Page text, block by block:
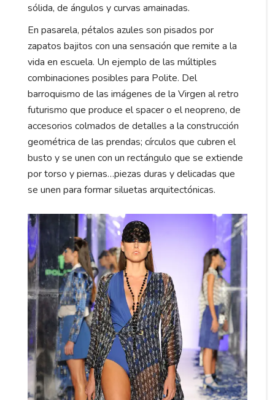
sólida, de ángulos y curvas amainadas.
En pasarela, pétalos azules son pisados por
zapatos bajitos con una sensación que remite a la
vida en escuela. Un ejemplo de las múltiples
combinaciones posibles para Polite. Del
barroquismo de las imágenes de la Virgen al retro
futurismo que produce el spacer o el neopreno, de
accesorios colmados de detalles a la construcción
geométrica de las prendas; círculos que cubren el
busto y se unen con un rectángulo que se extiende
por torso y piernas…piezas duras y delicadas que
se unen para formar siluetas arquitectónicas.